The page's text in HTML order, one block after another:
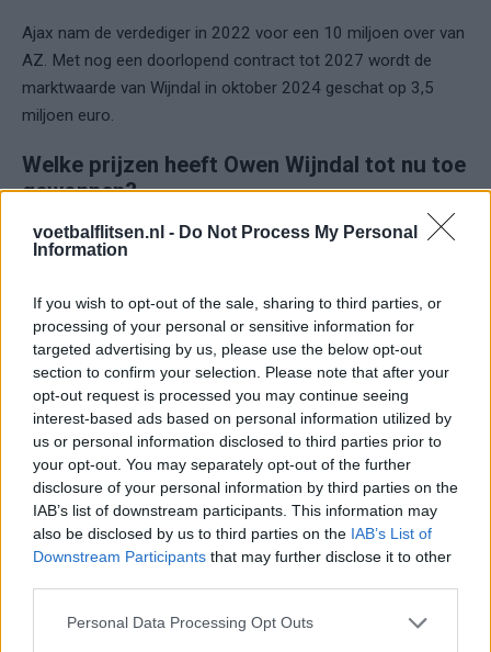
voetbalflitsen.nl - Do Not Process My Personal
Information
If you wish to opt-out of the sale, sharing to third parties, or
processing of your personal or sensitive information for
targeted advertising by us, please use the below opt-out
section to confirm your selection. Please note that after your
opt-out request is processed you may continue seeing
interest-based ads based on personal information utilized by
us or personal information disclosed to third parties prior to
your opt-out. You may separately opt-out of the further
disclosure of your personal information by third parties on the
IAB’s list of downstream participants. This information may
also be disclosed by us to third parties on the IAB’s List of
Downstream Participants that may further disclose it to other
Personal Data Processing Opt Outs
Ajax nam de verdediger in 2022 voor een 10 miljoen over van
AZ. Met nog een doorlopend contract tot 2027 wordt de
marktwaarde van Wijndal in oktober 2024 geschat op 3,5
miljoen euro.
Welke prijzen heeft Owen Wijndal tot nu toe
gewonnen?
De verdediger won in zijn carrière slechts één hoofdprijs:
Kampioenschap Tweede Divisie: 2016/17
(Tekst gaat verder onder de video)